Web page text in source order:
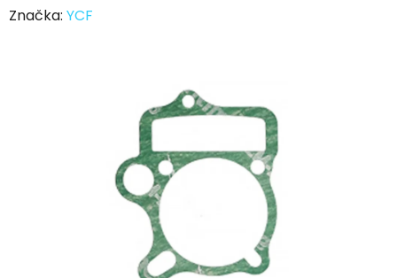
Značka: YCF